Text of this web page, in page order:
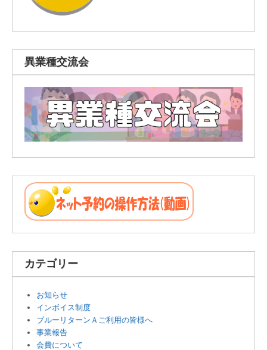
異業種交流会
カテゴリー
お知らせ
インボイス制度
ブルーリターンＡご利用の皆様へ
事業報告
会費について